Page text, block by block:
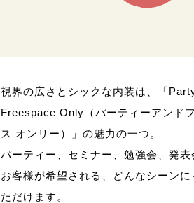
視界の広さとシックな内装は、「
Freespace Only（パーティーアンド
ス オンリー）」の魅力の一つ。
パーティー、セミナー、勉強会、発
お客様が希望される、どんなシーン
ただけます。